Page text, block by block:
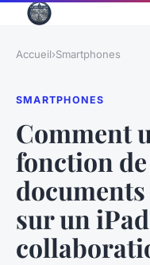
Accueil›Smartphones
SMARTPHONES
Comment
fonction
sur un